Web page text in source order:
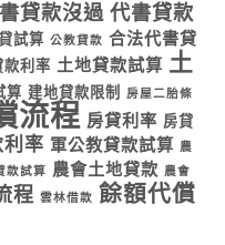
貸款沒過 代書貸款
試算 公教貸款 合法代書貸
款利率 土地貸款試算 土
算 建地貸款限制 房屋二胎條
流程 房貸利率 房貸
率 軍公教貸款試算
農
款試算 農會土地貸款 農會
程 雲林借款 餘額代償